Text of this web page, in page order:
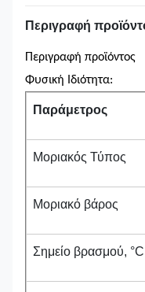
Περιγραφή
Περιγραφή προϊόντος
Φυσική Ιδιότητα:
Παράμετρος
Μοριακός Τύπος
Μοριακό βάρος
Σημείο βρασμού, °C